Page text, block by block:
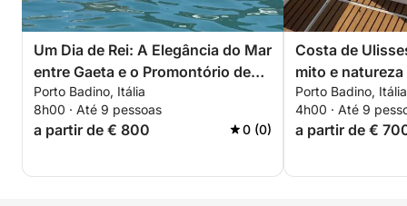
Um Dia de Rei: A Elegância do Mar
entre Gaeta e o Promontório de
Sabaudia
Porto Badino, Itália
8h00 · Até 9 pessoas
a partir de € 800 0 (0)
Costa de
mito e
Badino
Porto Badino, Itália
4h00 · Até 9
a partir de €